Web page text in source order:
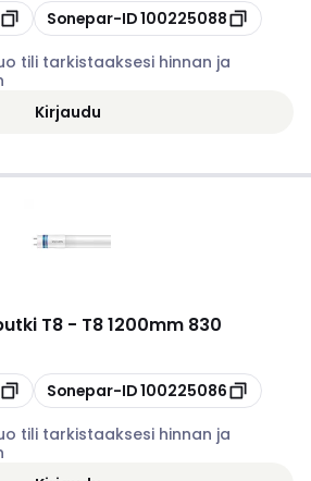
Kopioi
Sonepar-ID100225088
tili tarkistaaksesi hinnan ja
Kirjaudu
T8 - T8 1200mm 830
Kopioi
Sonepar-ID100225086
tili tarkistaaksesi hinnan ja